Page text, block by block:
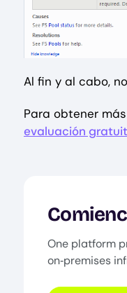
Al fin y al cabo,
Para obtener
evaluación
One platform
on‑premises